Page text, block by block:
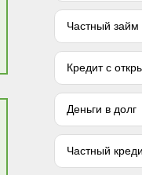
Частный займ
Кредит с
Деньги в долг
Частный